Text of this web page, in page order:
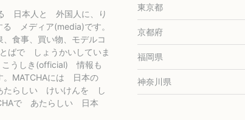
日本人と 外国人に、り
メディア(media)です。
食事、買い物、モデルコ
で しょうかいしていま
うしき(official) 情報も
MATCHAには 日本の
たらしい けいけんを し
で あたらしい 日本
東京都
京都府
福岡県
神奈川県